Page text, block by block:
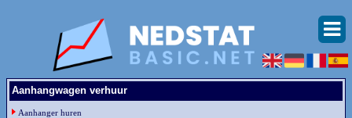
Aanhangwagen verhuur
Aanhanger huren